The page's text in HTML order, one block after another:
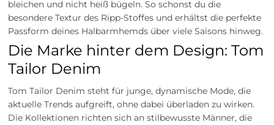
bleichen und nicht heiß bügeln. So schonst du die
besondere Textur des Ripp-Stoffes und erhältst die perfekte
Passform deines Halbarmhemds über viele Saisons hinweg.
Die Marke hinter dem Design: Tom
Tailor Denim
Tom Tailor Denim steht für junge, dynamische Mode, die
aktuelle Trends aufgreift, ohne dabei überladen zu wirken.
Die Kollektionen richten sich an stilbewusste Männer, die